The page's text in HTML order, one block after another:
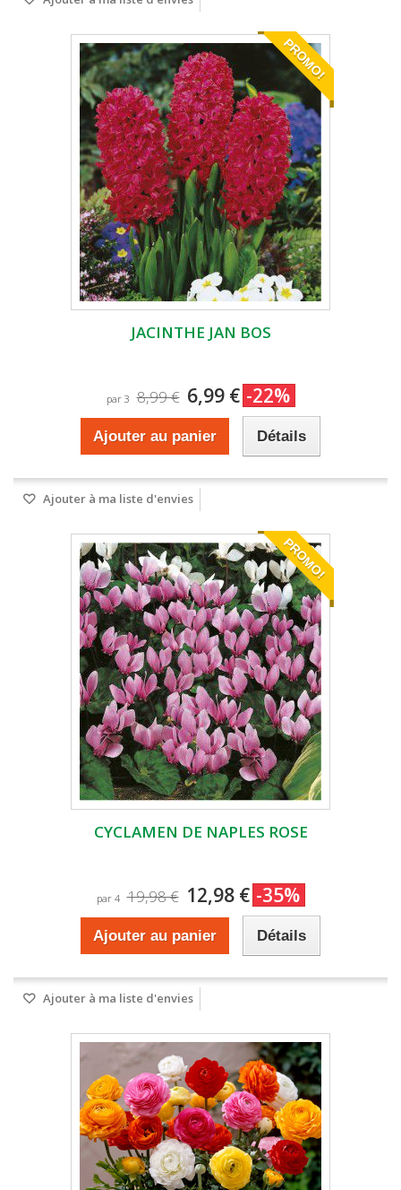
PROMO!
JACINTHE JAN BOS
par 3 8,99 € 6,99 € -22%
Ajouter au panier Détails
Ajouter à ma liste d'envies
PROMO!
CYCLAMEN DE NAPLES ROSE
par 4 19,98 € 12,98 € -35%
Ajouter au panier Détails
Ajouter à ma liste d'envies